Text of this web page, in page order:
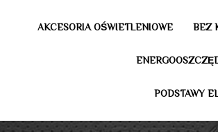
AKCESORIA OŚWIETLENIOWE BEZ
PODSTAWY